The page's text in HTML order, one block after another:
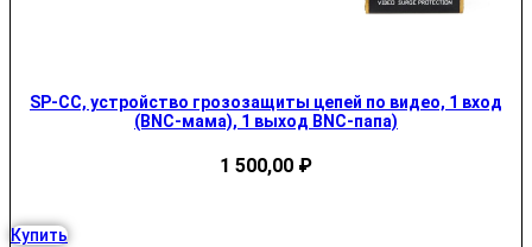
SP-CC, устройство грозозащиты цепей по видео, 1 вход
(BNC-мама), 1 выход BNC-папа)
1 500,00 ₽
Купить